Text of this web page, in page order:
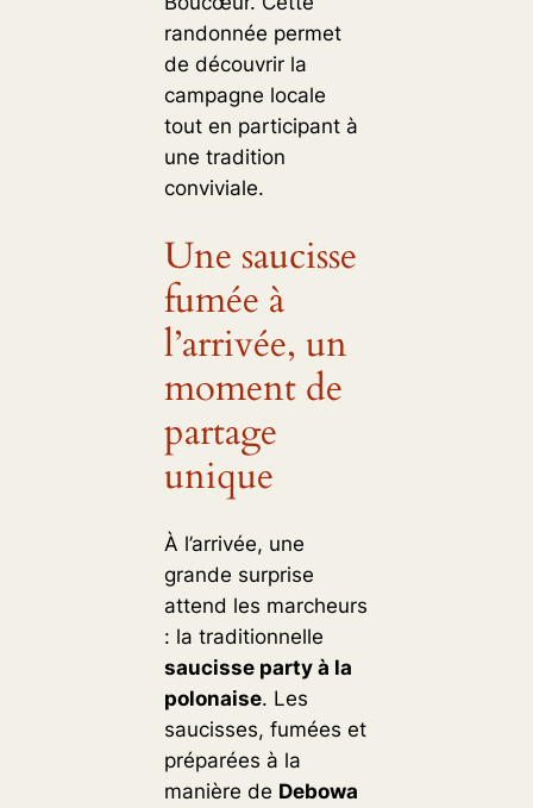
randonnée permet
de découvrir la
campagne locale
tout en participant à
une tradition
conviviale.
Une saucisse
fumée à
l’arrivée, un
moment de
partage
unique
À l’arrivée, une
grande surprise
attend les marcheurs
: la traditionnelle
saucisse party à la
polonaise. Les
saucisses, fumées et
préparées à la
manière de Debowa